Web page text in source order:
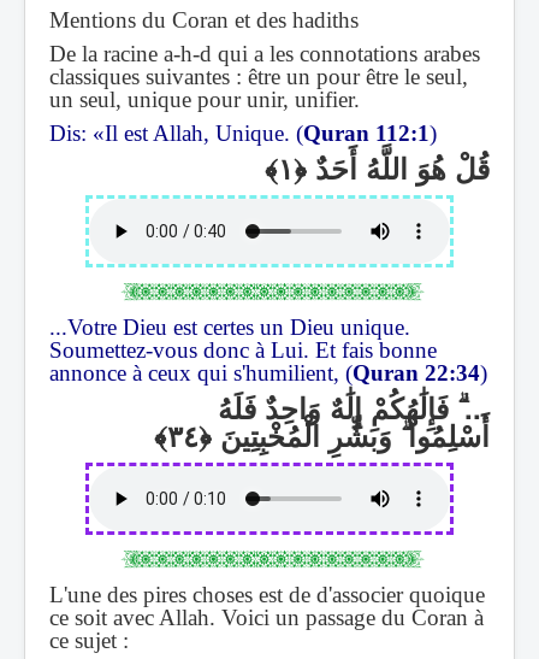
Mentions du Coran et des hadiths
De la racine a-h-d qui a les connotations arabes
classiques suivantes : être un pour être le seul,
un seul, unique pour unir, unifier.
Dis: «Il est Allah, Unique. (Quran 112:1)
قُلْ هُوَ اللَّهُ أَحَدٌ
...Votre Dieu est certes un Dieu unique.
Soumettez-vous donc à Lui. Et fais bonne
annonce à ceux qui s'humilient, (Quran 22:34)
...ۗ فَإِلَٰهُكُمْ إِلَٰهٌ وَاحِدٌ فَلَهُ
أَسْلِمُواۗ وَبَشِّرِ الْمُخْبِتِينَ
L'une des pires choses est de d'associer quoique
ce soit avec Allah. Voici un passage du Coran à
ce sujet :